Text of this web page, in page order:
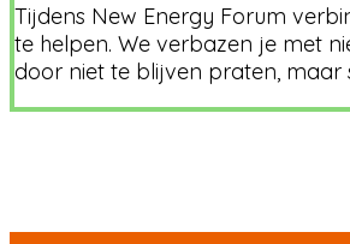
Tijdens New Energy Forum
te helpen. We verbazen je met
door niet te blijven praten,